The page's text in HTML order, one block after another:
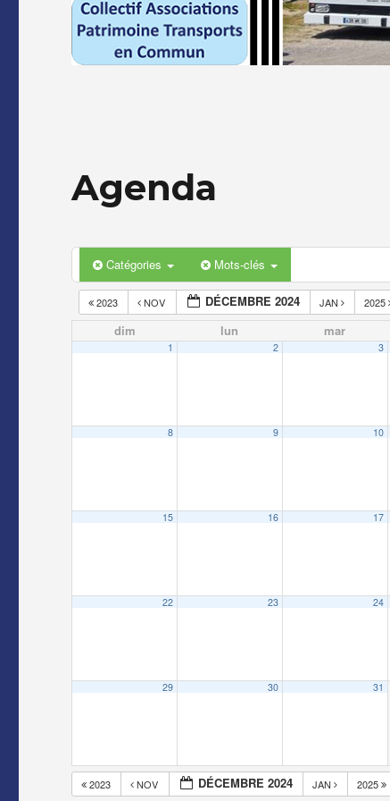
Agenda
Catégories Mots-clés
2023 NOV DÉCEMBRE 2024 JAN 2025
dim lun mar
1 2 3
8 9 10
15 16 17
22 23 24
29 30 31
2023 NOV DÉCEMBRE 2024 JAN 2025